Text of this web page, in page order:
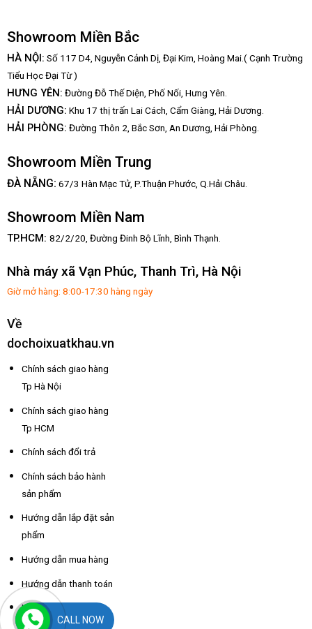
Showroom Miền Bắc
HÀ NỘI: Số 117 D4, Nguyễn Cảnh Dị, Đại Kim, Hoàng Mai.( Cạnh Trường
Tiểu Học Đại Từ )
HƯNG YÊN: Đường Đỗ Thế Diện, Phố Nối, Hưng Yên.
HẢI DƯƠNG: Khu 17 thị trấn Lai Cách, Cẩm Giàng, Hải Dương.
HẢI PHÒNG: Đường Thôn 2, Bắc Sơn, An Dương, Hải Phòng.
Showroom Miền Trung
ĐÀ NẴNG: 67/3 Hàn Mạc Tử, P.Thuận Phước, Q.Hải Châu.
Showroom Miền Nam
TP.HCM: 82/2/20, Đường Đinh Bộ Lĩnh, Bình Thạnh.
Nhà máy xã Vạn Phúc, Thanh Trì, Hà Nội
Giờ mở hàng: 8:00-17:30 hàng ngày
Về
dochoixuatkhau.vn
Chính sách giao hàng
Tp Hà Nội
Chính sách giao hàng
Tp HCM
Chính sách đổi trả
Chính sách bảo hành
sản phẩm
Hướng dẫn lắp đặt sản
phẩm
Hướng dẫn mua hàng
Hướng dẫn thanh toán
Hỗ trợ thông tin nhà
xe các tỉnhCALL NOW